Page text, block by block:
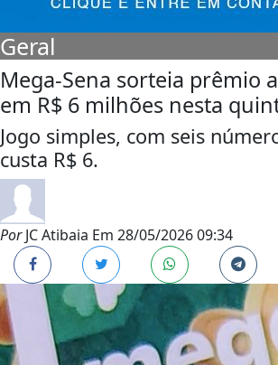
Geral
Mega-Sena sorteia prêmio
em R$ 6 milhões nesta
Jogo simples, com seis
custa R$ 6.
PorJC Atibaia Em 28/05/2026 09:34